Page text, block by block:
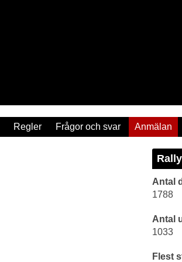
Regler Frågor och svar Anmälan
Antal
1788
Antal
1033
Flest